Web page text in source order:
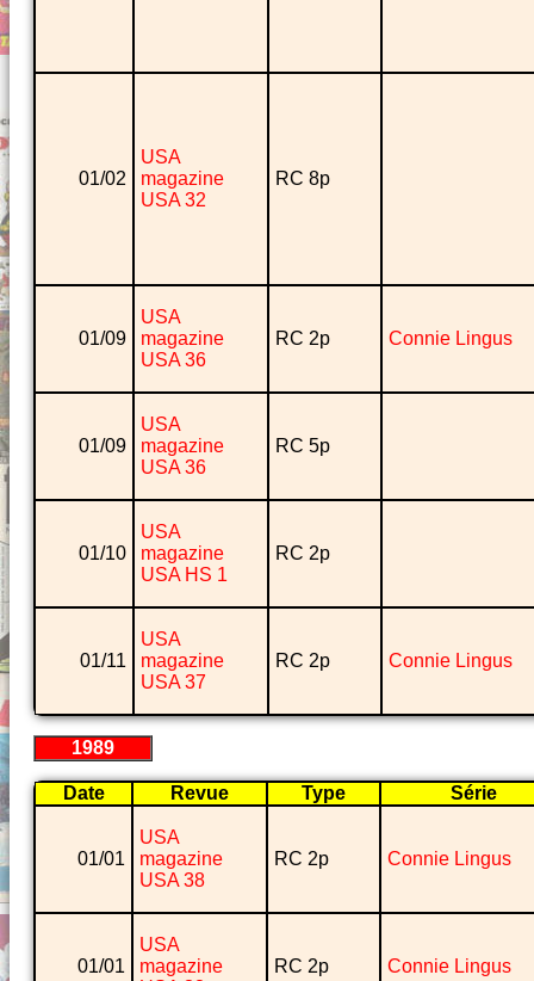
01/02
USA
magazine
USA 32
RC 8p
01/09
USA
magazine
USA 36
RC 2p Connie Lingus
01/09
USA
magazine
USA 36
RC 5p
01/10
USA
magazine
USA HS 1
RC 2p
01/11
USA
magazine
USA 37
RC 2p Connie Lingus
1989
Date Revue Type Série
01/01
USA
magazine
USA 38
RC 2p Connie Lingus
01/01
USA
magazine
RC 2p Connie Lingus